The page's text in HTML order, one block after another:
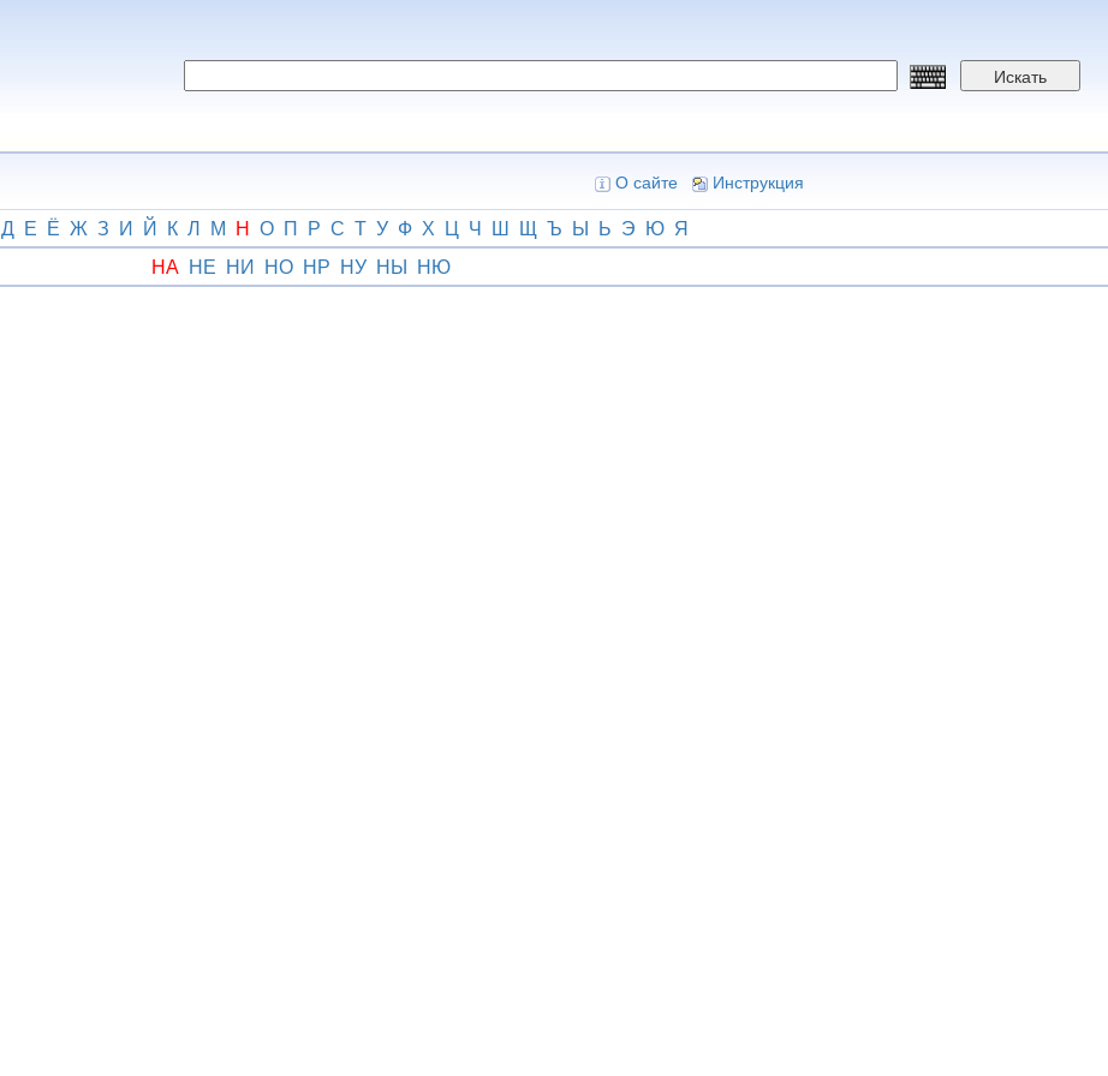
Искать
О сайте Инструкция
Д Е Ё Ж З И Й К Л М Н О П Р С Т У Ф Х Ц Ч Ш Щ Ъ Ы Ь Э Ю Я
НА НЕ НИ НО НР НУ НЫ НЮ